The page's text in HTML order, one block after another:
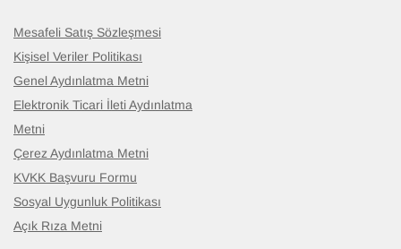
Mesafeli Satış Sözleşmesi
Kişisel Veriler Politikası
Genel Aydınlatma Metni
Elektronik Ticari İleti Aydınlatma
Metni
Çerez Aydınlatma Metni
KVKK Başvuru Formu
Sosyal Uygunluk Politikası
Açık Rıza Metni